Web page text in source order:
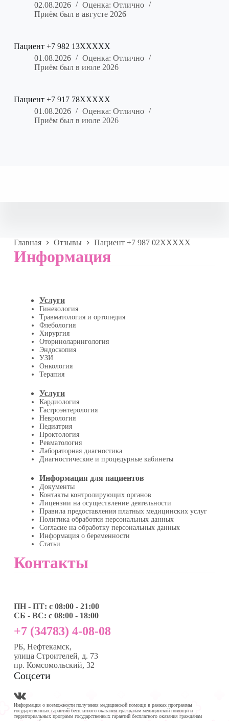
02.08.2026
Оценка: Отлично
Приём был в августе 2026
Пациент +7 982 13XXXXX
01.08.2026
Оценка: Отлично
Приём был в июле 2026
Пациент +7 917 78XXXXX
01.08.2026
Оценка: Отлично
Приём был в июле 2026
Главная Отзывы Пациент +7 987 02XXXXX
Информация
Услуги
Гинекология
Травматология и ортопедия
Флебология
Хирургия
Оториноларингология
Эндоскопия
УЗИ
Онкология
Терапия
Услуги
Кардиология
Гастроэнтерология
Неврология
Педиатрия
Проктология
Ревматология
Лабораторная диагностика
Диагностические и процедурные кабинеты
Информация для пациентов
Документы
Контакты контролирующих органов
Лицензии на осуществление деятельности
Правила предоставления платных медицинских услуг
Политика обработки персональных данных
Согласие на обработку персональных данных
Информация о беременности
Статьи
Контакты
ПН - ПТ: с 08:00 - 21:00
СБ - ВС: с 08:00 - 18:00
+7 (34783) 4-08-08
РБ, Нефтекамск,
улица Строителей, д. 73
пр. Комсомольский, 32
Соцсети
Информация о возможности получения медицинской помощи в рамках программы
государственных гарантий бесплатного оказания гражданам медицинской помощи и
территориальных программ государственных гарантий бесплатного оказания гражданам